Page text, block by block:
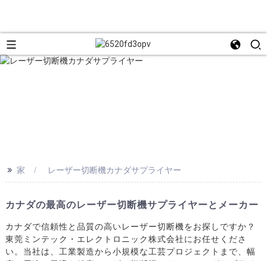
>> 家 レーザー切断機カナダサプライヤー
カナダの最高のレーザー切断機サプライヤーとメーカー
カナダで信頼性と品質の高いレーザー切断機をお探しですか？
東莞ミンテック・エレクトロニック株式会社にお任せくださ
い。当社は、工業製造から小規模な工芸プロジェクトまで、幅